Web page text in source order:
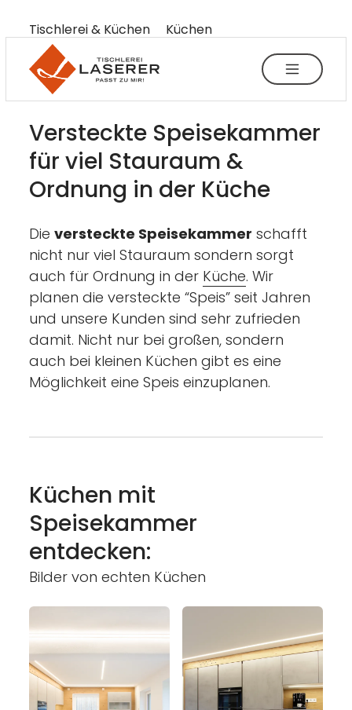
----
----
----
Zum Haupt-Inhalt springen
Zur Menü-Navigation springen
Zum Footer springen
Tischlerei & Küchen
Küchen
Versteckte Speisekammer
Versteckte Speisekammer
für viel Stauraum &
Ordnung in der Küche
Die versteckte Speisekammer schafft
nicht nur viel Stauraum sondern sorgt
auch für Ordnung in der Küche. Wir
planen die versteckte “Speis” seit Jahren
und unsere Kunden sind sehr zufrieden
damit. Nicht nur bei großen, sondern
auch bei kleinen Küchen gibt es eine
Möglichkeit eine Speis einzuplanen.
Küchen mit
Speisekammer
entdecken:
Bilder von echten Küchen